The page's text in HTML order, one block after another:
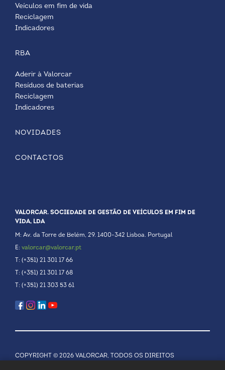
Veículos em fim de vida
Reciclagem
Indicadores
RBA
Aderir à Valorcar
Resíduos de baterias
Reciclagem
Indicadores
NOVIDADES
CONTACTOS
VALORCAR. SOCIEDADE DE GESTÃO DE VEÍCULOS EM FIM DE
VIDA, LDA
M: Av. da Torre de Belém, 29. 1400-342 Lisboa. Portugal
E: valorcar@valorcar.pt
T: (+351) 21 301 17 66
T: (+351) 21 301 17 68
T: (+351) 21 303 53 61
COPYRIGHT © 2026 VALORCAR, TODOS OS DIREITOS